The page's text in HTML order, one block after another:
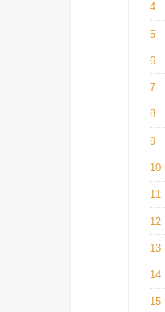
4
5
6
7
8
9
10
11
12
13
14
15